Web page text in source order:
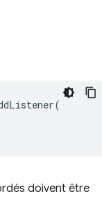
(
doivent être